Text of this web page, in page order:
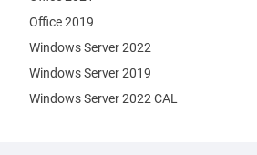
Office 2019
Windows Server 2022
Windows Server 2019
Windows Server 2022 CAL